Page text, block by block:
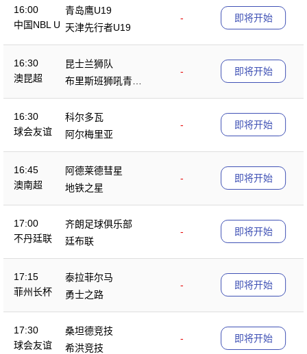
16:00
中国NBL U
青岛鹰U19
-
天津先行者U19
即将开始
16:30
澳昆超
昆士兰狮队
-
布里斯班狮吼青年
队
即将开始
16:30
球会友谊
科尔多瓦
-
阿尔梅里亚
即将开始
16:45
澳南超
阿德莱德彗星
-
地铁之星
即将开始
17:00
不丹廷联
齐朗足球俱乐部
-
廷布联
即将开始
17:15
菲州长杯
泰拉菲尔马
-
勇士之路
即将开始
17:30
球会友谊
桑坦德竞技
-
希洪竞技
即将开始